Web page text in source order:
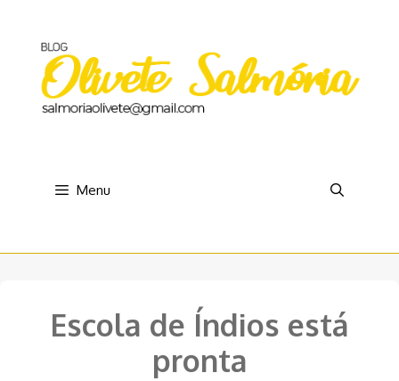
conteúdo
Menu
Escola de Índios está
pronta